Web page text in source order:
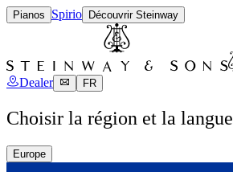
Pianos Spirio Découvrir Steinway
Dealer FR
Choisir la région et la langue
Europe